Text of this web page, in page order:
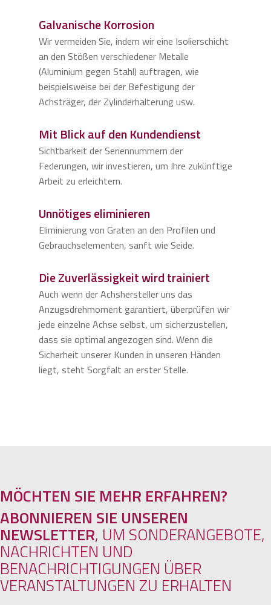
Galvanische Korrosion
Wir vermeiden Sie, indem wir eine Isolierschicht
an den Stößen verschiedener Metalle
(Aluminium gegen Stahl) auftragen, wie
beispielsweise bei der Befestigung der
Achsträger, der Zylinderhalterung usw.
Mit Blick auf den Kundendienst
Sichtbarkeit der Seriennummern der
Federungen, wir investieren, um Ihre zukünftige
Arbeit zu erleichtern.
Unnötiges eliminieren
Eliminierung von Graten an den Profilen und
Gebrauchselementen, sanft wie Seide.
Die Zuverlässigkeit wird trainiert
Auch wenn der Achshersteller uns das
Anzugsdrehmoment garantiert, überprüfen wir
jede einzelne Achse selbst, um sicherzustellen,
dass sie optimal angezogen sind. Wenn die
Sicherheit unserer Kunden in unseren Händen
liegt, steht Sorgfalt an erster Stelle.
MÖCHTEN SIE MEHR ERFAHREN?
ABONNIEREN SIE UNSEREN
NEWSLETTER, UM SONDERANGEBOTE,
NACHRICHTEN UND
BENACHRICHTIGUNGEN ÜBER
VERANSTALTUNGEN ZU ERHALTEN